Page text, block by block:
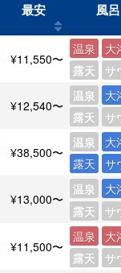
最安 風呂
¥11,550〜
温泉
大
露天
サ
¥12,540〜
温泉
大
露天
サ
¥38,500〜
温泉
大
露天
サ
¥13,000〜
温泉
大
露天
サ
¥11,500〜
温泉
大
露天
サ